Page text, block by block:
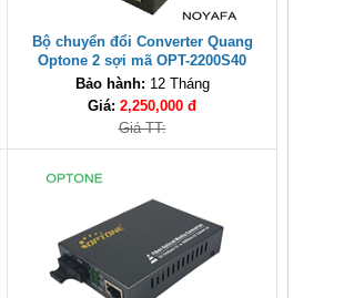
Bộ chuyển đổi Converter Quang
Optone 2 sợi mã OPT-2200S40
Bảo hành: 12 Tháng
Giá: 2,250,000 đ
Giá TT: